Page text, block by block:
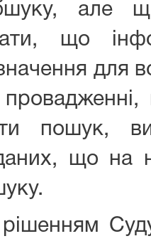
але
що
для
пошук,
що на
рішенням